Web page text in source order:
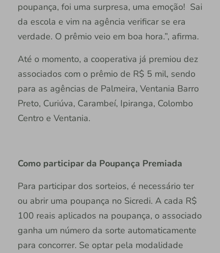
poupança, foi uma surpresa, uma emoção! Sai
da escola e vim na agência verificar se era
verdade. O prêmio veio em boa hora.”, afirma.
Até o momento, a cooperativa já premiou dez
associados com o prêmio de R$ 5 mil, sendo
para as agências de Palmeira, Ventania Barro
Preto, Curiúva, Carambeí, Ipiranga, Colombo
Centro e Ventania.
Como participar da Poupança Premiada
Para participar dos sorteios, é necessário ter
ou abrir uma poupança no Sicredi. A cada R$
100 reais aplicados na poupança, o associado
ganha um número da sorte automaticamente
para concorrer. Se optar pela modalidade